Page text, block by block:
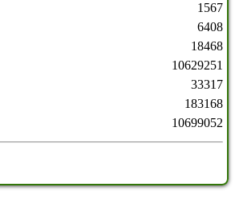
1567
6408
18468
10629251
33317
183168
10699052